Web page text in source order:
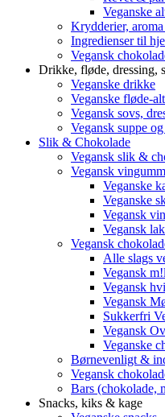
Veganske
Krydderier,
Ingredienser til
Vegansk
Drikke, fløde, dressing,
Veganske drikke
Veganske fløde-
Vegansk sovs,
Vegansk suppe
Slik & Chokolade
Vegansk slik &
Vegansk
Veganske
Veganske
Vegansk
Vegansk
Vegansk
Alle slags
Vegansk
Vegansk
Vegansk
Sukkerfri
Vegansk
Veganske
Børnevenligt &
Vegansk
Bars (chokolade,
Snacks, kiks & kage